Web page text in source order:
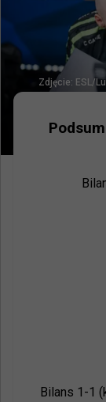
Zdjęcie: ESL/
Bilans 1-1